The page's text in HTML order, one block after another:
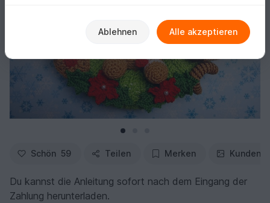
Schön 59 Teilen Merken
Du kannst die Anleitung sofort nach dem Eingang der
Zahlung herunterladen.
Ablehnen Alle akzeptieren